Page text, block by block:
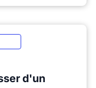
d'un